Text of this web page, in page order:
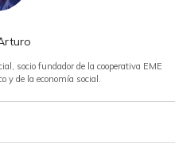
socio fundador de la cooperativa EME
y de la economía social.